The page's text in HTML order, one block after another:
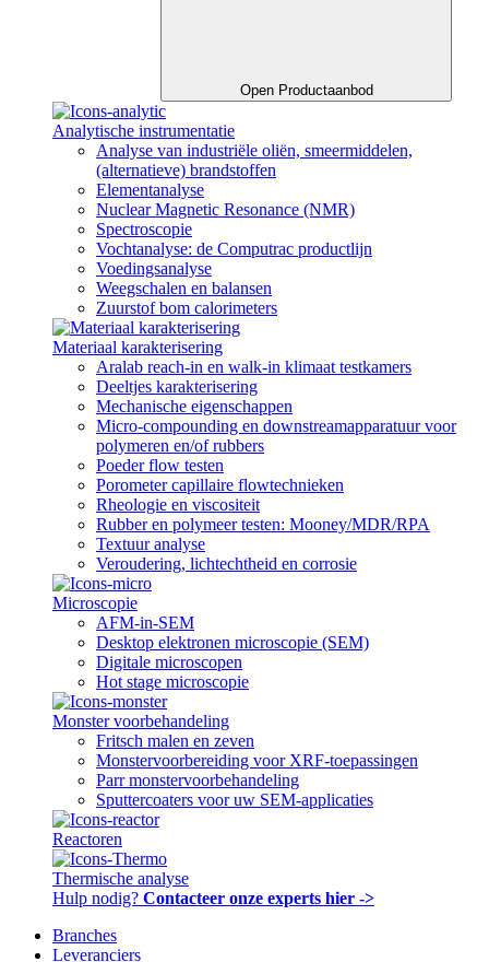
Open Productaanbod
Analytische instrumentatie
Analyse van industriële oliën, smeermiddelen,
(alternatieve) brandstoffen
Elementanalyse
Nuclear Magnetic Resonance (NMR)
Spectroscopie
Vochtanalyse: de Computrac productlijn
Voedingsanalyse
Weegschalen en balansen
Zuurstof bom calorimeters
Materiaal karakterisering​
Aralab reach-in en walk-in klimaat testkamers
Deeltjes karakterisering
Mechanische eigenschappen
Micro-compounding en downstreamapparatuur voor
polymeren en/of rubbers
Poeder flow testen
Porometer capillaire flowtechnieken
Rheologie en viscositeit
Rubber en polymeer testen: Mooney/MDR/RPA
Textuur analyse
Veroudering, lichtechtheid en corrosie
Microscopie
AFM-in-SEM
Desktop elektronen microscopie (SEM)
Digitale microscopen
Hot stage microscopie
Monster voorbehandeling
Fritsch malen en zeven
Monstervoorbereiding voor XRF-toepassingen
Parr monstervoorbehandeling
Sputtercoaters voor uw SEM-applicaties
Reactoren
Thermische analyse
Hulp nodig? Contacteer onze experts hier ->
Branches
Leveranciers